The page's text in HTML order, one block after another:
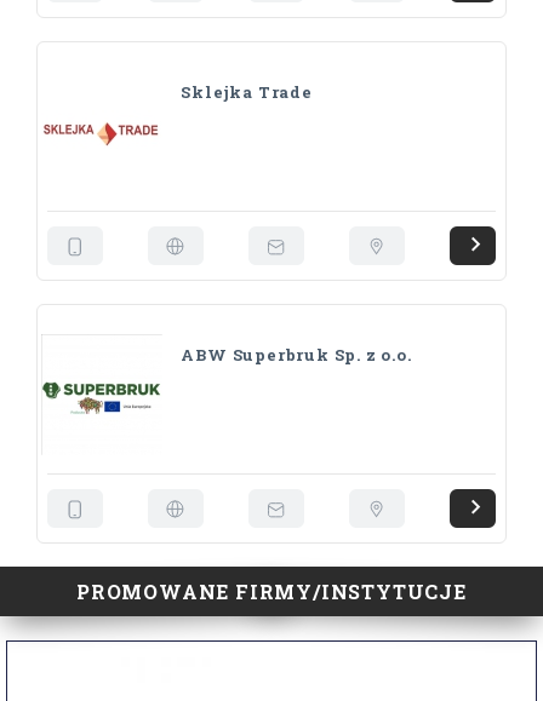
Sklejka Trade
ABW Superbruk Sp. z o.o.
PROMOWANE FIRMY/INSTYTUCJE